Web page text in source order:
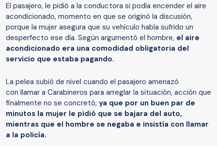
El pasajero, le pidió a la conductora si podía encender el aire
acondicionado, momento en que se originó la discusión,
porque la mujer asegura que su vehículo había sufrido un
desperfecto ese día. Según argumentó el hombre, el aire
acondicionado era una comodidad obligatoria del
servicio que estaba pagando.
La pelea subió de nivel cuando el pasajero amenazó
con llamar a Carabineros para arreglar la situación, acción que
finalmente no se concretó, ya que por un buen par de
minutos la mujer le pidió que se bajara del auto,
mientras que el hombre se negaba e insistía con llamar
a la policía.